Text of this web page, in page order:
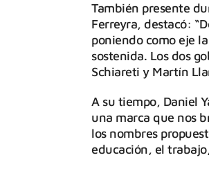
También presente
Ferreyra, destacó:
poniendo como eje
sostenida. Los dos
Schiareti y Martín
A su tiempo, Daniel
una marca que nos
los nombres
educación, el